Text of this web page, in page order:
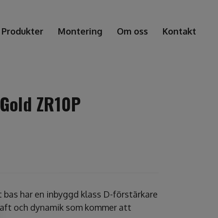
Produkter Montering Om oss Kontakt
ZR10P
har en inbyggd klass D-förstärkare
och dynamik som kommer att